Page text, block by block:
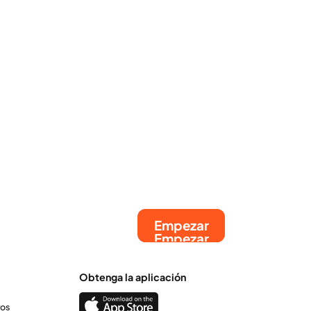
Empezar
Empezar
Obtenga la aplicación